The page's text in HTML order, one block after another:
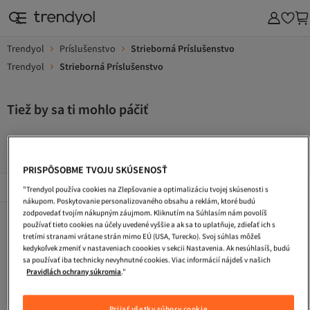
Trendyol Príslušenstvo
Strieborná Príslušenstvo
Trendyol
Strieborná Príslušenstvo
Tiež by sa ti mohlo páčiť
Popularni Značky Zobraziť všetko
Kokteilove Saty Pletene Saty
Saty S Flitrami
Letne Saty
Dlhe Vecerne Saty
Kabelka
Plazova Taska
Tasky Cez Rameno
Ladvinka
PRISPÔSOBME TVOJU SKÚSENOSŤ
"Trendyol používa cookies na Zlepšovanie a optimalizáciu tvojej skúsenosti s
nákupom. Poskytovanie personalizovaného obsahu a reklám, ktoré budú
zodpovedať tvojím nákupným záujmom. Kliknutím na Súhlasím nám povolíš
používať tieto cookies na účely uvedené vyššie a ak sa to uplatňuje, zdieľať ich s
tretími stranami vrátane strán mimo EÚ (USA, Turecko). Svoj súhlas môžeš
kedykoľvek zmeniť v nastaveniach coookies v sekcii Nastavenia. Ak nesúhlasíš, budú
sa používať iba technicky nevyhnutné cookies. Viac informácií nájdeš v našich
Pravidlách ochrany súkromia."